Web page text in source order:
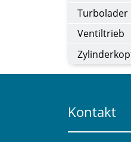
Turbolader
Ventiltrieb
Kontakt